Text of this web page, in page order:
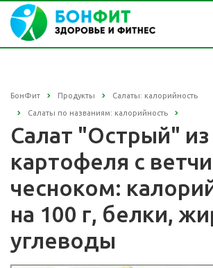
БонФит Продукты Салаты: калорийность
Салаты по названиям: калорийность
Салат "Острый" из
картофеля с
чесноком:
на 100 г, белки,
углеводы